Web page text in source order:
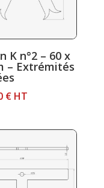
K n°2 – 60 x
– Extrémités
€ HT